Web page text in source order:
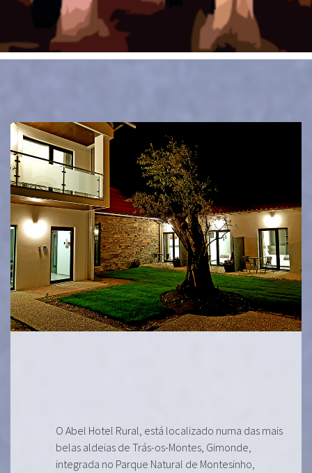
O Abel Hotel Rural, está localizado numa das mais
belas aldeias de Trás-os-Montes, Gimonde,
integrada no Parque Natural de Montesinho,